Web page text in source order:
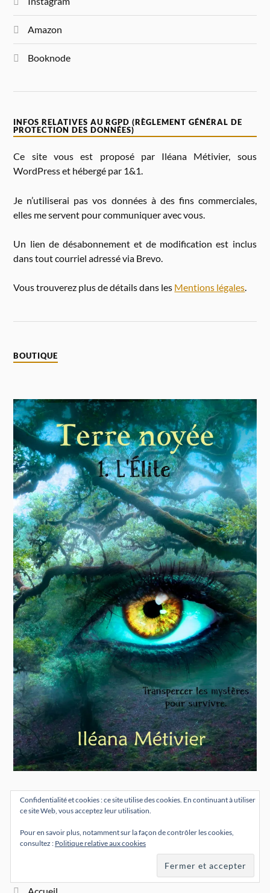
Amazon
Booknode
INFOS RELATIVES AU RGPD (RÈGLEMENT GÉNÉRAL DE
PROTECTION DES DONNÉES)
Ce site vous est proposé par Iléana Métivier, sous
WordPress et hébergé par 1&1.
Je n’utiliserai pas vos données à des fins commerciales,
elles me servent pour communiquer avec vous.
Un lien de désabonnement et de modification est inclus
dans tout courriel adressé via Brevo.
Vous trouverez plus de détails dans les Mentions légales.
BOUTIQUE
Confidentialité et cookies : ce site utilise des cookies. En continuant à utiliser
ce site Web, vous acceptez leur utilisation.
Pour en savoir plus, notamment sur la façon de contrôler les cookies,
consultez : Politique relative aux cookies